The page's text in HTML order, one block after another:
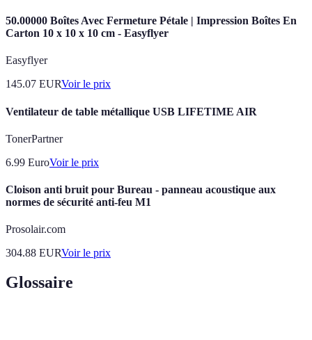
50.00000 Boîtes Avec Fermeture Pétale | Impression Boîtes En
Carton 10 x 10 x 10 cm - Easyflyer
Easyflyer
145.07 EURVoir le prix
Ventilateur de table métallique USB LIFETIME AIR
TonerPartner
6.99 EuroVoir le prix
Cloison anti bruit pour Bureau - panneau acoustique aux
normes de sécurité anti-feu M1
Prosolair.com
304.88 EURVoir le prix
Glossaire